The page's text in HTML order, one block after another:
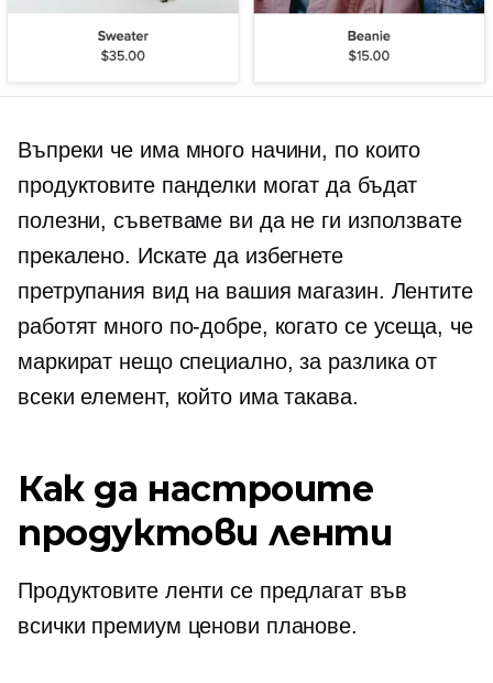
Въпреки че има много начини, по които
продуктовите панделки могат да бъдат
полезни, съветваме ви да не ги използвате
прекалено. Искате да избегнете
претрупания вид на вашия магазин. Лентите
работят много по-добре, когато се усеща, че
маркират нещо специално, за разлика от
всеки елемент, който има такава.
Как да настроите
продуктови ленти
Продуктовите ленти се предлагат във
всички премиум ценови планове.